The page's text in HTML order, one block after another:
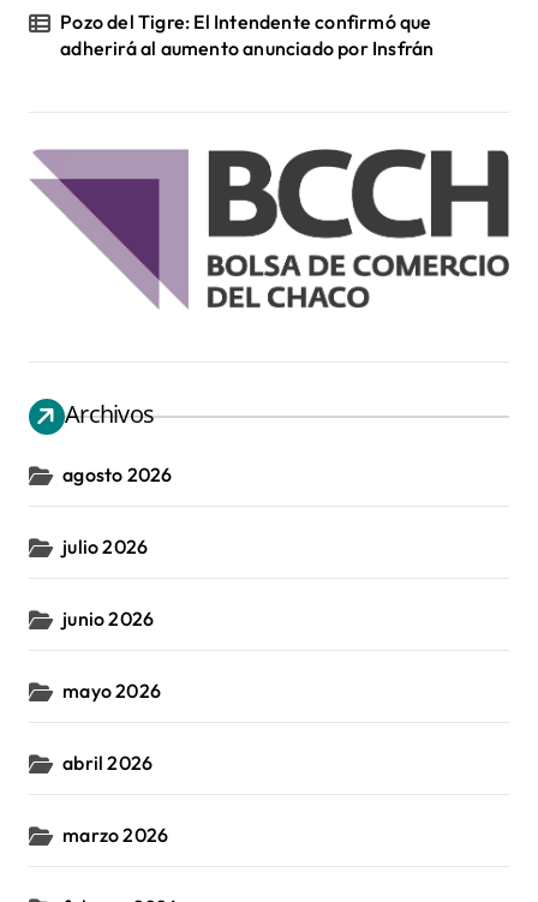
Pozo del Tigre: El Intendente confirmó que
adherirá al aumento anunciado por Insfrán
Archivos
agosto 2026
julio 2026
junio 2026
mayo 2026
abril 2026
marzo 2026